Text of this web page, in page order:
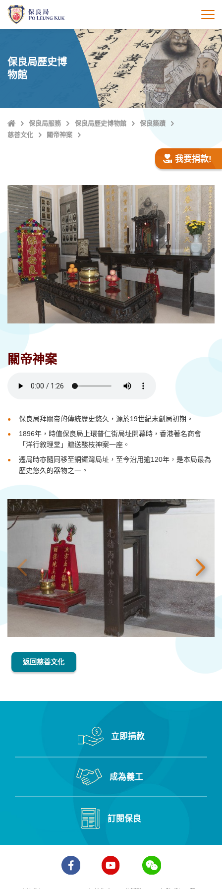
打
保良局歷史博
物館
主
頁
保良局服務 保良局歷史博物館
保良築蹟
慈善文化
關帝神案
我要捐款!
關帝神案
保良局拜關帝的傳統歷史悠久，源於19世紀末創局初期 。
1896年 ，時值保良局上環普仁街局址開幕時，香港著名商會
「洋行敘理堂」贈送酸枝神案一座 。
遷局時亦隨同移至銅鑼灣局址，至今沿用逾120年，是本局最為
歷史悠久的器物之一 。
返回慈善文化
立即捐款
成為義工
訂閱保良